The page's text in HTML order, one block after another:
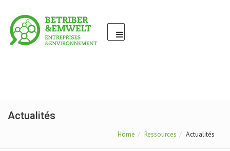
Actualités
Home Ressources Actualités